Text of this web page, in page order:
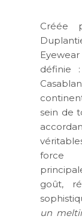
Créée
définie
sein de
force
goût,
un